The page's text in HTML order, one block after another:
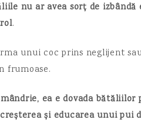
nu ar avea sorț de
.
unui coc prins neglijent
frumoase.
ea e dovada
și educarea unui pui